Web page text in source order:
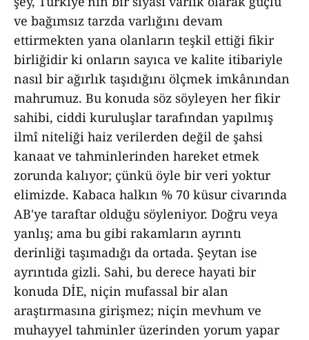
ve bağımsız tarzda varlığını devam
ettirmekten yana olanların teşkil ettiği fikir
birliğidir ki onların sayıca ve kalite itibariyle
nasıl bir ağırlık taşıdığını ölçmek imkânından
mahrumuz. Bu konuda söz söyleyen her fikir
sahibi, ciddi kuruluşlar tarafından yapılmış
ilmî niteliği haiz verilerden değil de şahsi
kanaat ve tahminlerinden hareket etmek
zorunda kalıyor; çünkü öyle bir veri yoktur
elimizde. Kabaca halkın % 70 küsur civarında
AB'ye taraftar olduğu söyleniyor. Doğru veya
yanlış; ama bu gibi rakamların ayrıntı
derinliği taşımadığı da ortada. Şeytan ise
ayrıntıda gizli. Sahi, bu derece hayati bir
konuda DİE, niçin mufassal bir alan
araştırmasına girişmez; niçin mevhum ve
muhayyel tahminler üzerinden yorum yapar